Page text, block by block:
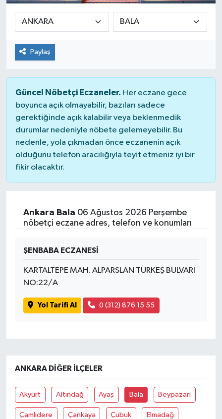
Paylaş
Güncel Nöbetçi Eczaneler. Her eczane gece
boyunca açık olmayabilir, bazıları sadece
gerektiğinde açık kalabilir veya beklenmedik
durumlar nedeniyle nöbete gelemeyebilir. Bu
nedenle, yola çıkmadan önce eczanenin açık
olduğunu telefon aracılığıyla teyit etmeniz iyi bir
fikir olacaktır.
Ankara Bala 06 Ağustos 2026 Perşembe
nöbetçi eczane adres, telefon ve konumları
ŞENBABA ECZANESİ
KARTALTEPE MAH. ALPARSLAN TÜRKEŞ BULVARI
NO:22/A
Yol Tarifi Al 0 (312) 876 15 55
ANKARA DIĞER İLÇELER
Akyurt Altındağ Ayaş Bala Beypazarı
Çamlıdere Çankaya Çubuk Elmadağ
Sağlık
Siyaset
Teknoloji
Türkiye